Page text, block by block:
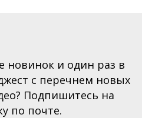
новинок и один раз в
с перечнем новых
Подпишитесь на
по почте.